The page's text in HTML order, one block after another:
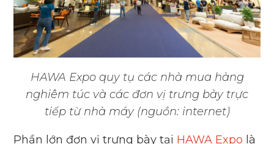
HAWA Expo quy tụ các nhà mua hàng
nghiêm túc và các đơn vị trưng bày trực
tiếp từ nhà máy (nguồn: internet)
Phần lớn đơn vị trưng bày tại HAWA Expo là